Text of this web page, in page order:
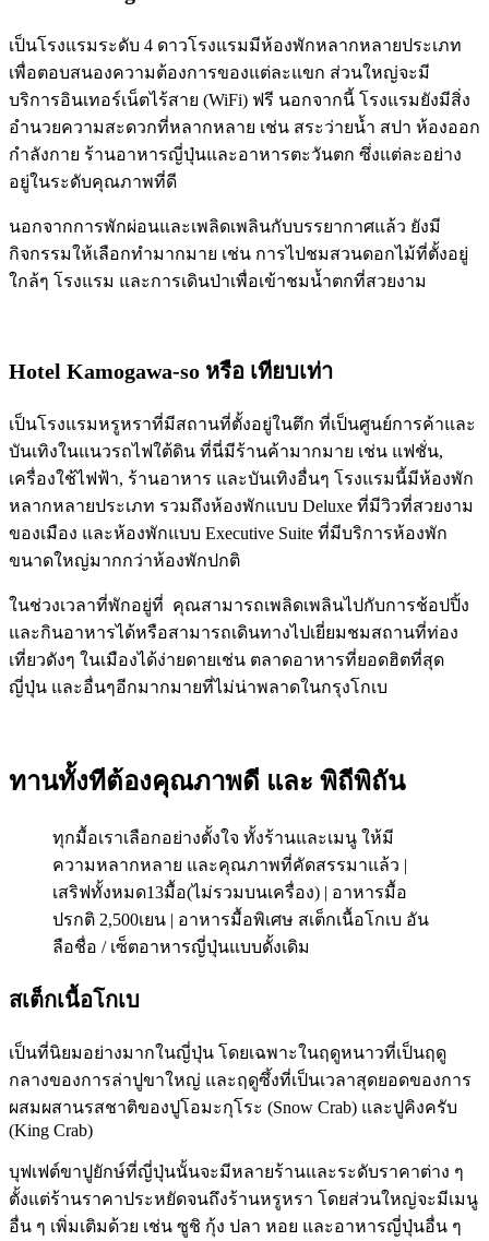
เป็นโรงแรมระดับ 4 ดาวโรงแรมมีห้องพักหลากหลายประเภท
เพื่อตอบสนองความต้องการของแต่ละแขก ส่วนใหญ่จะมี
บริการอินเทอร์เน็ตไร้สาย (WiFi) ฟรี นอกจากนี้ โรงแรมยังมีสิ่ง
อำนวยความสะดวกที่หลากหลาย เช่น สระว่ายน้ำ สปา ห้องออก
กำลังกาย ร้านอาหารญี่ปุ่นและอาหารตะวันตก ซึ่งแต่ละอย่าง
อยู่ในระดับคุณภาพที่ดี
นอกจากการพักผ่อนและเพลิดเพลินกับบรรยากาศแล้ว ยังมี
กิจกรรมให้เลือกทำมากมาย เช่น การไปชมสวนดอกไม้ที่ตั้งอยู่
ใกล้ๆ โรงแรม และการเดินป่าเพื่อเข้าชมน้ำตกที่สวยงาม
Hotel Kamogawa-so หรือ เทียบเท่า
เป็นโรงแรมหรูหราที่มีสถานที่ตั้งอยู่ในตึก ที่เป็นศูนย์การค้าและ
บันเทิงในแนวรถไฟใต้ดิน ที่นี่มีร้านค้ามากมาย เช่น แฟชั่น,
เครื่องใช้ไฟฟ้า, ร้านอาหาร และบันเทิงอื่นๆ โรงแรมนี้มีห้องพัก
หลากหลายประเภท รวมถึงห้องพักแบบ Deluxe ที่มีวิวที่สวยงาม
ของเมือง และห้องพักแบบ Executive Suite ที่มีบริการห้องพัก
ขนาดใหญ่มากกว่าห้องพักปกติ
ในช่วงเวลาที่พักอยู่ที่ คุณสามารถเพลิดเพลินไปกับการช้อปปิ้ง
และกินอาหารได้หรือสามารถเดินทางไปเยี่ยมชมสถานที่ท่อง
เที่ยวดังๆ ในเมืองได้ง่ายดายเช่น ตลาดอาหารที่ยอดฮิตที่สุด
ญี่ปุ่น และอื่นๆอีกมากมายที่ไม่น่าพลาดในกรุงโกเบ
ทานทั้งทีต้องคุณภาพดี และ พิถีพิถัน
ทุกมื้อเราเลือกอย่างตั้งใจ ทั้งร้านและเมนู ให้มี
ความหลากหลาย และคุณภาพที่คัดสรรมาแล้ว |
เสริฟทั้งหมด13มื้อ(ไม่รวมบนเครื่อง) | อาหารมื้อ
ปรกติ 2,500เยน | อาหารมื้อพิเศษ สเต็กเนื้อโกเบ อัน
ลือชื่อ / เซ็ตอาหารญี่ปุ่นแบบดั้งเดิม
สเต็กเนื้อโกเบ
เป็นที่นิยมอย่างมากในญี่ปุ่น โดยเฉพาะในฤดูหนาวที่เป็นฤดู
กลางของการล่าปูขาใหญ่ และฤดูซึ้งที่เป็นเวลาสุดยอดของการ
ผสมผสานรสชาติของปูโอมะกุโระ (Snow Crab) และปูคิงครับ
(King Crab)
บุฟเฟต์ขาปูยักษ์ที่ญี่ปุ่นนั้นจะมีหลายร้านและระดับราคาต่าง ๆ
ตั้งแต่ร้านราคาประหยัดจนถึงร้านหรูหรา โดยส่วนใหญ่จะมีเมนู
อื่น ๆ เพิ่มเติมด้วย เช่น ซูชิ กุ้ง ปลา หอย และอาหารญี่ปุ่นอื่น ๆ